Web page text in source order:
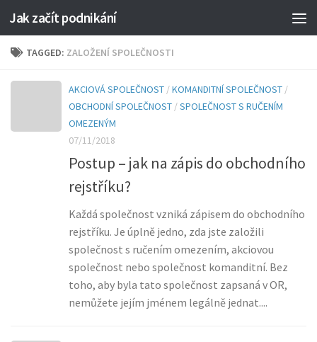
Jak začít podnikání
TAGGED: ZALOŽENÍ SPOLEČNOSTI
AKCIOVÁ SPOLEČNOST /KOMANDITNÍ SPOLEČNOST /
OBCHODNÍ SPOLEČNOST /SPOLEČNOST S RUČENÍM
OMEZENÝM
07/11/2018
Postup – jak na zápis do obchodního
rejstříku?
Každá společnost vzniká zápisem do obchodního
rejstříku. Je úplně jedno, zda jste založili
společnost s ručením omezením, akciovou
společnost nebo společnost komanditní. Bez
toho, aby byla tato společnost zapsaná v OR,
nemůžete jejím jménem legálně jednat....